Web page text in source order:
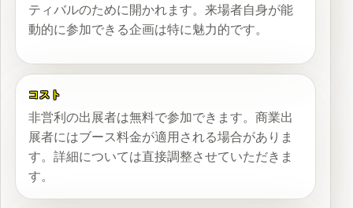
ティバルのために開かれます。来場者自身が能
動的に参加できる企画は特に魅力的です。
コスト
非営利の出展者は無料で参加できます。商業出
展者にはブース料金が適用される場合がありま
す。詳細については直接調整させていただきま
す。